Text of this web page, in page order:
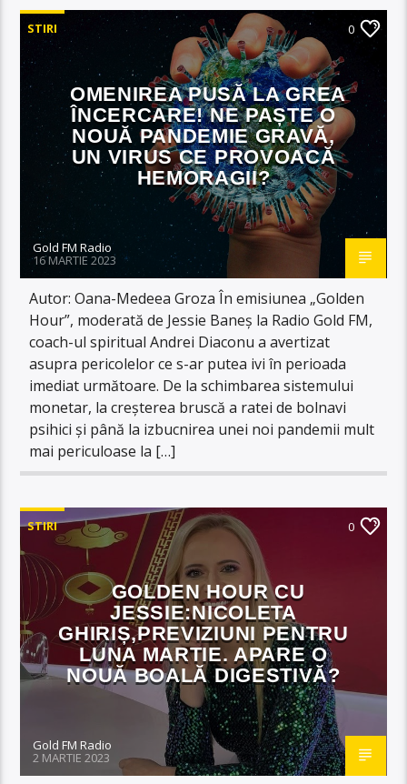
STIRI 0
OMENIREA PUSĂ LA GREA
ÎNCERCARE! NE PAȘTE O
NOUĂ PANDEMIE GRAVĂ,
UN VIRUS CE PROVOACĂ
HEMORAGII?
Gold FM Radio
16 MARTIE 2023
Autor: Oana-Medeea Groza În emisiunea „Golden
Hour”, moderată de Jessie Baneș la Radio Gold FM,
coach-ul spiritual Andrei Diaconu a avertizat
asupra pericolelor ce s-ar putea ivi în perioada
imediat următoare. De la schimbarea sistemului
monetar, la creșterea bruscă a ratei de bolnavi
psihici și până la izbucnirea unei noi pandemii mult
mai periculoase la […]
STIRI 0
GOLDEN HOUR CU
JESSIE:NICOLETA
GHIRIȘ,PREVIZIUNI PENTRU
LUNA MARTIE. APARE O
NOUĂ BOALĂ DIGESTIVĂ?
Gold FM Radio
2 MARTIE 2023